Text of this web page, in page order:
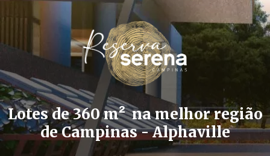
Lotes de 360 m²na melhor região
de Campinas - Alphaville